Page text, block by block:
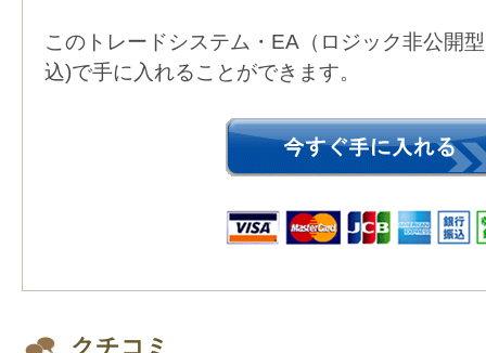
このトレードシステム・EA（ロジック非公開
込)で手に入れることができます。
クチコミ